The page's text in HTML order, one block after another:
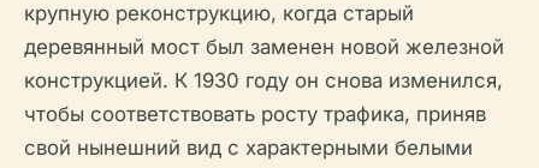
крупную реконструкцию, когда старый
деревянный мост был заменен новой железной
конструкцией. К 1930 году он снова изменился,
чтобы соответствовать росту трафика, приняв
свой нынешний вид с характерными белыми